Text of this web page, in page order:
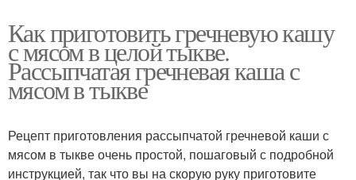
Как приготовить гречневую кашу
с мясом в целой тыкве.
Рассыпчатая гречневая каша с
мясом в тыкве
Рецепт приготовления рассыпчатой гречневой каши с
мясом в тыкве очень простой, пошаговый с подробной
инструкцией, так что вы на скорую руку приготовите